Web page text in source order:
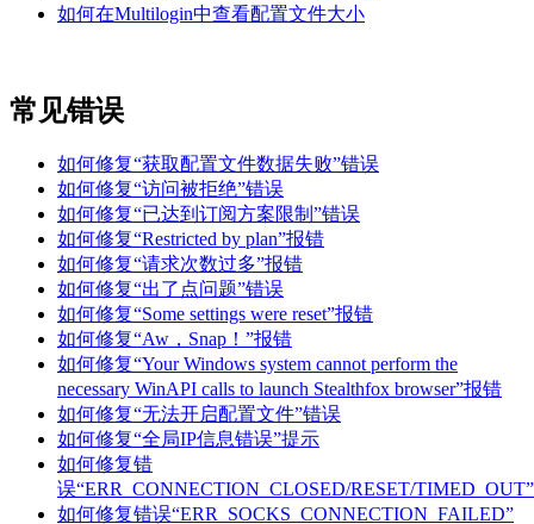
如何在Multilogin中查看配置文件大小
常见错误
如何修复“获取配置文件数据失败”错误
如何修复“访问被拒绝”错误
如何修复“已达到订阅方案限制”错误
如何修复“Restricted by plan”报错
如何修复“请求次数过多”报错
如何修复“出了点问题”错误
如何修复“Some settings were reset”报错
如何修复“Aw，Snap！”报错
如何修复“Your Windows system cannot perform the
necessary WinAPI calls to launch Stealthfox browser”报错
如何修复“无法开启配置文件”错误
如何修复“全局IP信息错误”提示
如何修复错
误“ERR_CONNECTION_CLOSED/RESET/TIMED_OUT”
如何修复错误“ERR_SOCKS_CONNECTION_FAILED”